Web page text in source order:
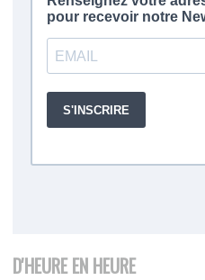
D'HEURE EN HEURE